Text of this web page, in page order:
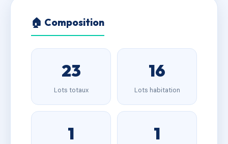
🏠 Composition
23
Lots totaux
16
Lots habitation
1 1